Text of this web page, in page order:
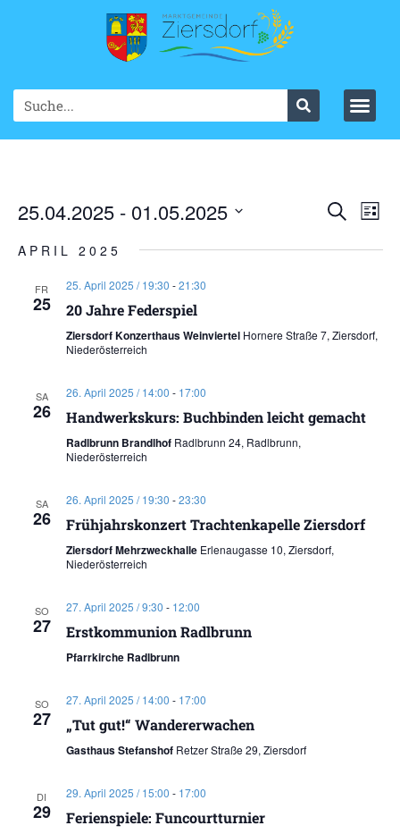
SucheList
25.04.2025 - 01.05.2025
wählen.
APRIL 2025
FR
25
25. April 2025 / 19:30 -21:30
20 Jahre Federspiel
Ziersdorf Konzerthaus Weinviertel Hornere Straße 7, Ziersdorf,
Niederösterreich
SA
26
26. April 2025 / 14:00 - 17:00
Handwerkskurs: Buchbinden leicht gemacht
Radlbrunn Brandlhof Radlbrunn 24, Radlbrunn,
Niederösterreich
SA
26
26. April 2025 / 19:30 -23:30
Frühjahrskonzert Trachtenkapelle Ziersdorf
Ziersdorf Mehrzweckhalle Erlenaugasse 10, Ziersdorf,
Niederösterreich
SO
27
27. April 2025 / 9:30 - 12:00
Erstkommunion Radlbrunn
Pfarrkirche Radlbrunn
SO
27
27. April 2025 / 14:00 - 17:00
„Tut gut!“ Wandererwachen
Gasthaus Stefanshof Retzer Straße 29, Ziersdorf
DI
29
29. April 2025 / 15:00 - 17:00
Ferienspiele: Funcourtturnier